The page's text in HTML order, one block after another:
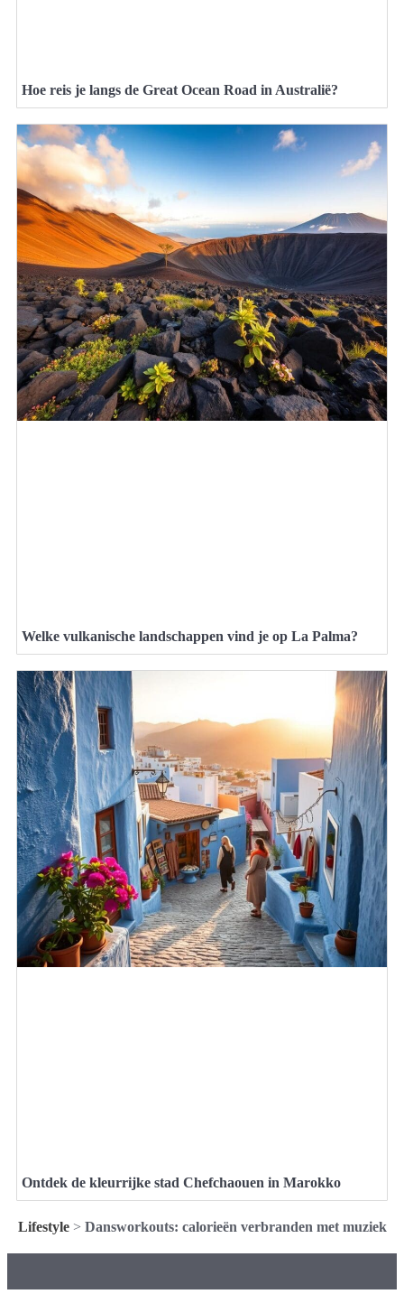
Hoe reis je langs de Great Ocean Road in Australië?
Welke vulkanische landschappen vind je op La Palma?
Ontdek de kleurrijke stad Chefchaouen in Marokko
Lifestyle> Dansworkouts: calorieën verbranden met muziek